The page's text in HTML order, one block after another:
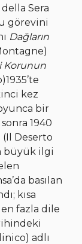
Sera
görevini
Dağların
Korunun
kez
bir
1940
(Il Deserto
büyük ilgi
basılan
kısa
fazla dile
adlı